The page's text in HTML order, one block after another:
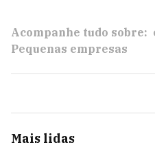
Acompanhe tudo sobre:
Pequenas empresas
Mais lidas